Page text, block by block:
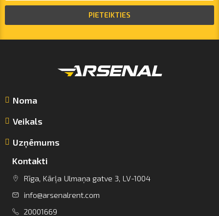
info@arsenalrent.com
PIETEIKTIES
Noma
Veikals
Uzņēmums
Kontakti
Rīga, Kārļa Ulmaņa gatve 3, LV-1004
info@arsenalrent.com
20001669